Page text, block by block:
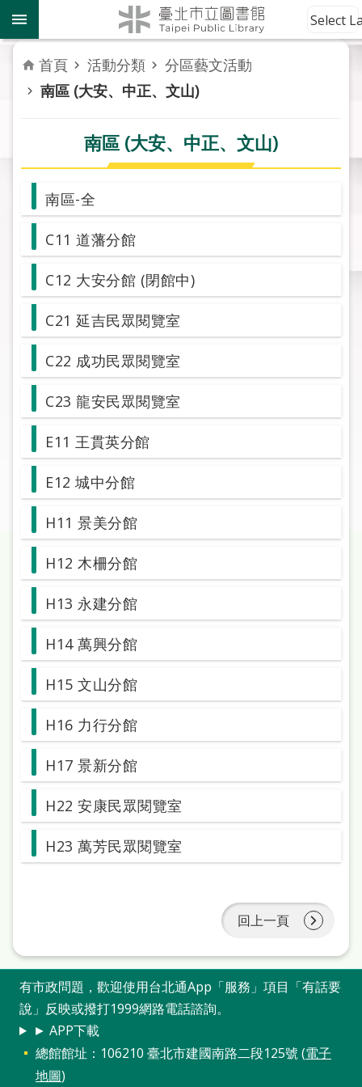
跳到主要內容區塊
到
館
資
訊
務
活
報
於
圖
線
上
申
請
常
見
問
加
入
圖
網
站
覽
閱
網
版
常
見
問
Select
首頁 活動分類
分區藝文活動
南區 (大安、中正、文山)
南區 (大安、中正、文山)
南區-全
C11 道藩分館
C12 大安分館 (閉館中)
C21 延吉民眾閱覽室
C22 成功民眾閱覽室
C23 龍安民眾閱覽室
E11 王貫英分館
E12 城中分館
H11 景美分館
H12 木柵分館
H13 永建分館
H14 萬興分館
H15 文山分館
H16 力行分館
H17 景新分館
H22 安康民眾閱覽室
H23 萬芳民眾閱覽室
回上一頁
有市政問題，歡迎使用台北通App「服務」項目「有話要
說」反映或撥打1999網路電話諮詢。
► APP下載
總館館址：106210 臺北市建國南路二段125號 (電子
地圖)